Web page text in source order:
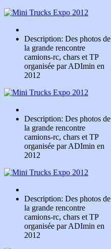
Description: Des photos de
la grande rencontre
camions-rc, chars et TP
organisée par ADImin en
2012
Description: Des photos de
la grande rencontre
camions-rc, chars et TP
organisée par ADImin en
2012
Description: Des photos de
la grande rencontre
camions-rc, chars et TP
organisée par ADImin en
2012